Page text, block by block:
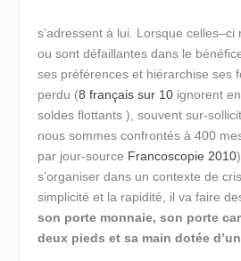
s’adressent à lui. Lorsque
ou sont défaillantes dans le
ses préférences et hiérarchise ses
perdu (8 français sur 10 ignorent
soldes flottants ), souvent sur-
nous sommes confrontés à 400
par jour-source Francoscopie 2010
s’organiser dans un contexte de
simplicité et la rapidité, il va faire
son porte monnaie, son porte
deux pieds et sa main dotée